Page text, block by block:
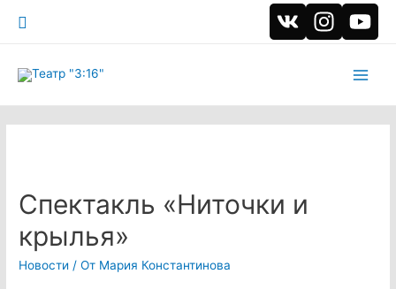
Поиск
Спектакль «Ниточки и
крылья»
Новости / От Мария Константинова